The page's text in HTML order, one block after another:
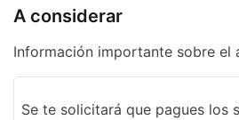
Bombillas LED
Opciones de menú
Caza en las cercanías
A considerar
Información importante sobre el
Se te solicitará que pagues los